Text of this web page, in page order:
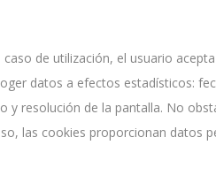
de utilización, el usuario
datos a efectos estadísticos:
resolución de la pantalla. No
las cookies proporcionan datos